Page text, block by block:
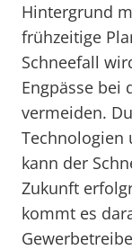
Hintergrund
frühzeitige
Schneefall
Engpässe bei
vermeiden.
Technologien
kann der
Zukunft
kommt es